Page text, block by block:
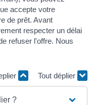
accepte votre
de prêt. Avant
respecter un délai
refuser l'offre. Nous
Tout déplier
?